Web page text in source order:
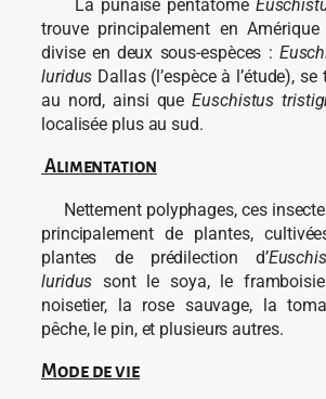
La punaise pentatome
trouve principalement en
divise en deux sous-espèces :
luridus Dallas (l’espèce à l’étude),
au nord, ainsi queEuschistus
localisée plus au sud.
Alimentation
Nettement polyphages, ces
principalement de plantes,
plantes de prédilection d’
luridus sont le soya, le
noisetier, la rose sauvage, la
pêche, le pin, et plusieurs autres.
Mode de vie